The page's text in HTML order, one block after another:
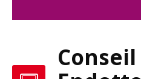
Conseil